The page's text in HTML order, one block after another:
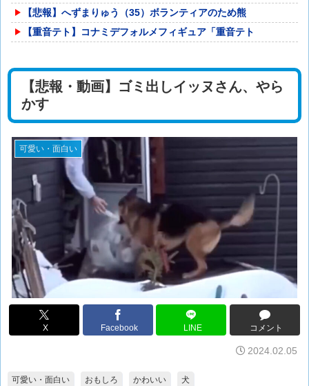
【悲報】へずまりゅう（35）ボランティアのため熊
【重音テト】コナミデフォルメフィギュア「重音テト
【悲報・動画】ゴミ出しイッヌさん、やら
かす
可愛い・面白い
X Facebook LINE コメント
2024.02.05
可愛い・面白い おもしろ かわいい
犬